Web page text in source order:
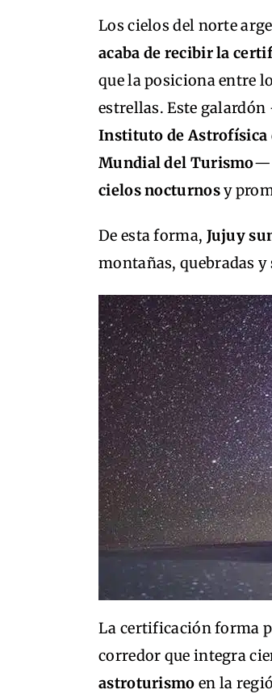
Los cielos del norte
acaba de recibir la
que la posiciona entre
estrellas. Este
Instituto de Astrofísica
Mundial del Turismo—
cielos nocturnosy
De esta forma, Jujuy
montañas, quebradas
La certificación forma
corredor que integra
astroturismo en la